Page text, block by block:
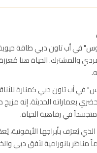
في أب تاون دبي طاقة
والمشترك. الحياة هنا
أب تاون دبي كمنارة
بعماراته الحديثة. إنه
متجسداً في رفاهية الحياة.
يُعرَف بأبراجها الأيقونية،
بانورامية لأفق دبي